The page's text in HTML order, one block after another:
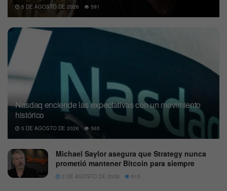
5 DE AGOSTO DE 2026 591
Nasdaq enciende las expectativas con un movimiento
histórico
5 DE AGOSTO DE 2026 565
Michael Saylor asegura que Strategy nunca
prometió mantener Bitcoin para siempre
2 DE AGOSTO DE 2026 615